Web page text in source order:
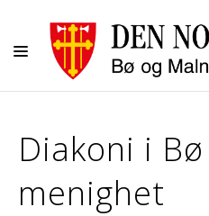
OM OSS
Diakoni i
menighet